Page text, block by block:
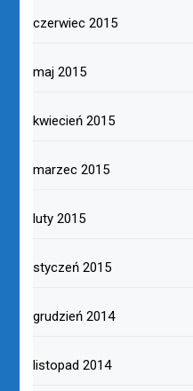
czerwiec 2015
maj 2015
kwiecień 2015
marzec 2015
luty 2015
styczeń 2015
grudzień 2014
listopad 2014